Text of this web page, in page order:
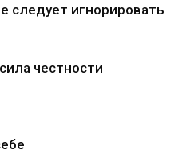
следует игнорировать
честности